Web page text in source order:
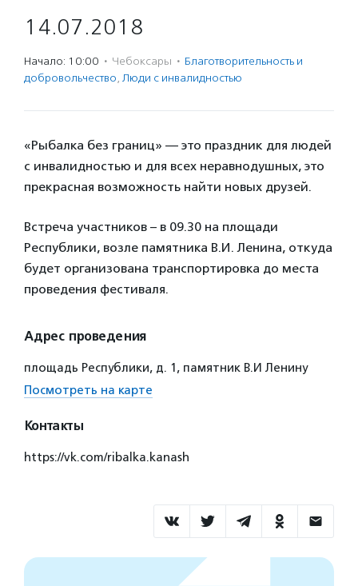
14.07.2018
Начало: 10:00 · Чебоксары · Благотвори­тель­ность и
доброволь­чест­во, Люди с инвалидностью
«Рыбалка без границ» — это праздник для людей
с инвалидностью и для всех неравнодушных, это
прекрасная возможность найти новых друзей.
Встреча участников – в 09.30 на площади
Республики, возле памятника В.И. Ленина, откуда
будет организована транспортировка до места
проведения фестиваля.
Адрес проведения
площадь Республики, д. 1, памятник В.И Ленину
Посмотреть на карте
Контакты
https://vk.com/ribalka.kanash